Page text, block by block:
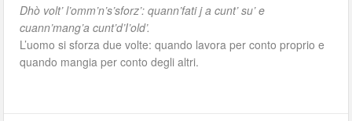
Dhò volt’ l’omm’n’s’sforz’: quann’fati j a cunt’ su’ e
cuann’mang’a cunt’d’I’old’.
L’uomo si sforza due volte: quando lavora per conto proprio e
quando mangia per conto degli altri.